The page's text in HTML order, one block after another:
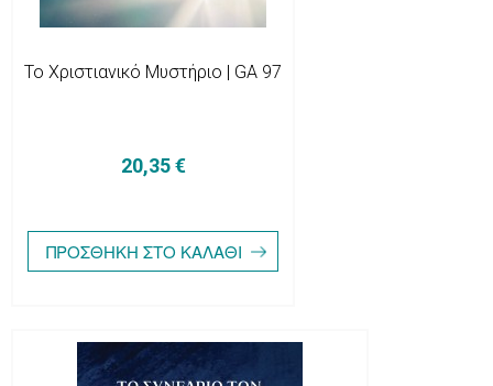
Το Χριστιανικό Μυστήριο | GA 97
20,35 €